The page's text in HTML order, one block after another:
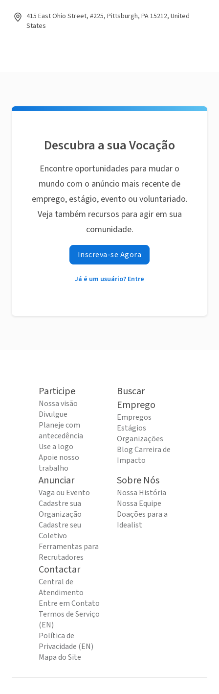
415 East Ohio Street, #225, Pittsburgh, PA 15212, United
States
Descubra a sua Vocação
Encontre oportunidades para mudar o
mundo com o anúncio mais recente de
emprego, estágio, evento ou voluntariado.
Veja também recursos para agir em sua
comunidade.
Inscreva-se Agora
Já é um usuário? Entre
Participe
Nossa visão
Divulgue
Planeje com
antecedência
Use a logo
Apoie nosso
trabalho
Buscar
Emprego
Empregos
Estágios
Organizações
Blog Carreira de
Impacto
Anunciar
Vaga ou Evento
Cadastre sua
Organização
Cadastre seu
Coletivo
Ferramentas para
Recrutadores
Sobre Nós
Nossa História
Nossa Equipe
Doações para a
Idealist
Contactar
Central de
Atendimento
Entre em Contato
Termos de Serviço
(EN)
Política de
Privacidade (EN)
Mapa do Site